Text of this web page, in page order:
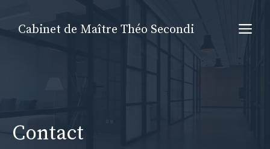
Cabinet de Maître Théo Secondi
Contact